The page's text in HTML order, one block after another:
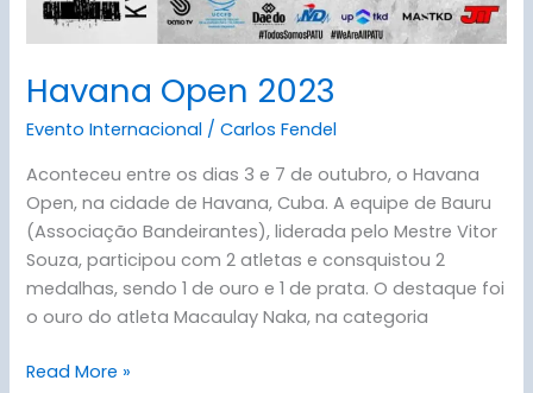
Havana Open 2023
Evento Internacional /Carlos Fendel
Aconteceu entre os dias 3 e 7 de outubro, o Havana
Open, na cidade de Havana, Cuba. A equipe de Bauru
(Associação Bandeirantes), liderada pelo Mestre Vitor
Souza, participou com 2 atletas e consquistou 2
medalhas, sendo 1 de ouro e 1 de prata. O destaque foi
o ouro do atleta Macaulay Naka, na categoria
Read More »